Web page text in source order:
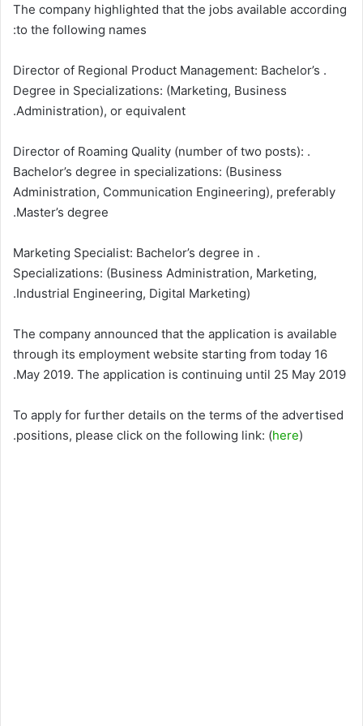
The company highlighted that the jobs available according
to the following names:
. Director of Regional Product Management: Bachelor’s
Degree in Specializations: (Marketing, Business
Administration), or equivalent.
. Director of Roaming Quality (number of two posts):
Bachelor’s degree in specializations: (Business
Administration, Communication Engineering), preferably
Master’s degree.
. Marketing Specialist: Bachelor’s degree in
Specializations: (Business Administration, Marketing,
Industrial Engineering, Digital Marketing).
The company announced that the application is available
through its employment website starting from today 16
May 2019. The application is continuing until 25 May 2019.
To apply for further details on the terms of the advertised
positions, please click on the following link: (here).